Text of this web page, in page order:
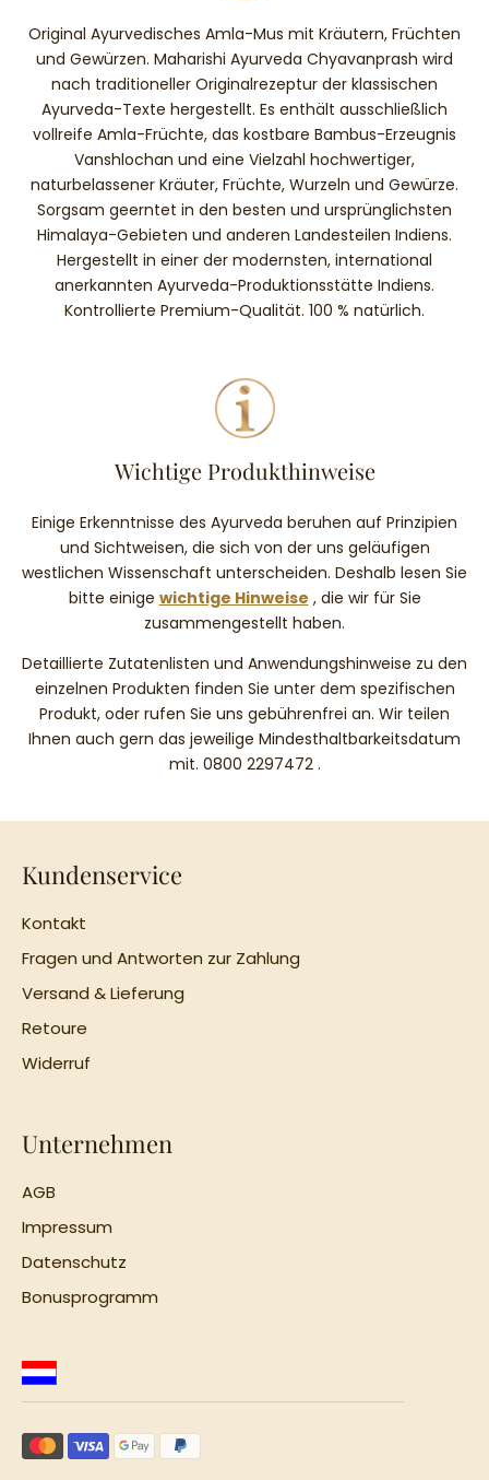
Original Ayurvedisches Amla-Mus mit Kräutern, Früchten
und Gewürzen. Maharishi Ayurveda Chyavanprash wird
nach traditioneller Originalrezeptur der klassischen
Ayurveda-Texte hergestellt. Es enthält ausschließlich
vollreife Amla-Früchte, das kostbare Bambus-Erzeugnis
Vanshlochan und eine Vielzahl hochwertiger,
naturbelassener Kräuter, Früchte, Wurzeln und Gewürze.
Sorgsam geerntet in den besten und ursprünglichsten
Himalaya-Gebieten und anderen Landesteilen Indiens.
Hergestellt in einer der modernsten, international
anerkannten Ayurveda-Produktionsstätte Indiens.
Kontrollierte Premium-Qualität. 100 % natürlich.
Wichtige Produkthinweise
Einige Erkenntnisse des Ayurveda beruhen auf Prinzipien
und Sichtweisen, die sich von der uns geläufigen
westlichen Wissenschaft unterscheiden. Deshalb lesen Sie
bitte einige wichtige Hinweise , die wir für Sie
zusammengestellt haben.
Detaillierte Zutatenlisten und Anwendungshinweise zu den
einzelnen Produkten finden Sie unter dem spezifischen
Produkt, oder rufen Sie uns gebührenfrei an. Wir teilen
Ihnen auch gern das jeweilige Mindesthaltbarkeitsdatum
mit. 0800 2297472 .
Kundenservice
Kontakt
Fragen und Antworten zur Zahlung
Versand & Lieferung
Retoure
Widerruf
Unternehmen
AGB
Impressum
Datenschutz
Bonusprogramm